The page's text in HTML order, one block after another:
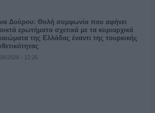
Δούρου: Θολή συμφωνία που αφήνει
ερωτήματα σχετικά με τα κυριαρχικά
της Ελλάδας έναντι της τουρκικής
2026 - 12:25